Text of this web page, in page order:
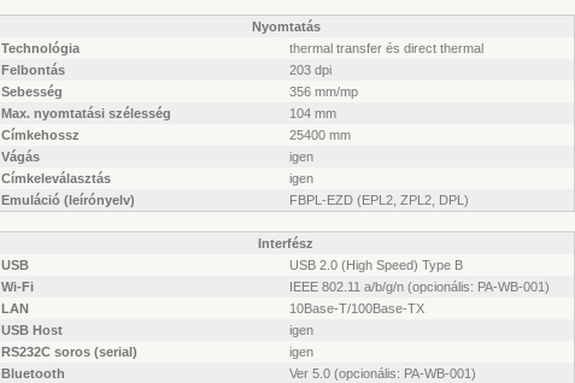
Nyomtatás
Technológia
thermal transfer és direct thermal
Felbontás
203 dpi
Sebesség
356 mm/mp
Max. nyomtatási szélesség
104 mm
Címkehossz
25400 mm
Vágás
igen
Címkeleválasztás
igen
Emuláció (leírónyelv)
FBPL-EZD (EPL2, ZPL2, DPL)
Interfész
USB
USB 2.0 (High Speed) Type B
Wi-Fi
IEEE 802.11 a/b/g/n (opcionális: PA-WB-001)
LAN
10Base-T/100Base-TX
USB Host
igen
RS232C soros (serial)
igen
Bluetooth
Ver 5.0 (opcionális: PA-WB-001)